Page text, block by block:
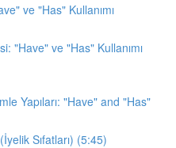
ve "Has" Kullanımı
"Have" ve "Has" Kullanımı
Yapıları: "Have" and "Has"
Sıfatları) (5:45)